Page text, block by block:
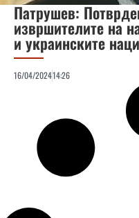
Патрушев:
извршителите на
и украинските
16/04/202414:26